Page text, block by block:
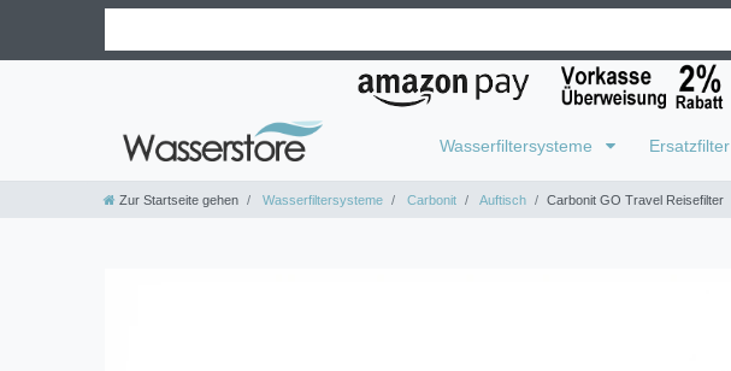
Wasserfiltersysteme Ersatzfilter
Zur Startseite gehen Wasserfiltersysteme Carbonit Auftisch Carbonit GO Travel Reisefilter